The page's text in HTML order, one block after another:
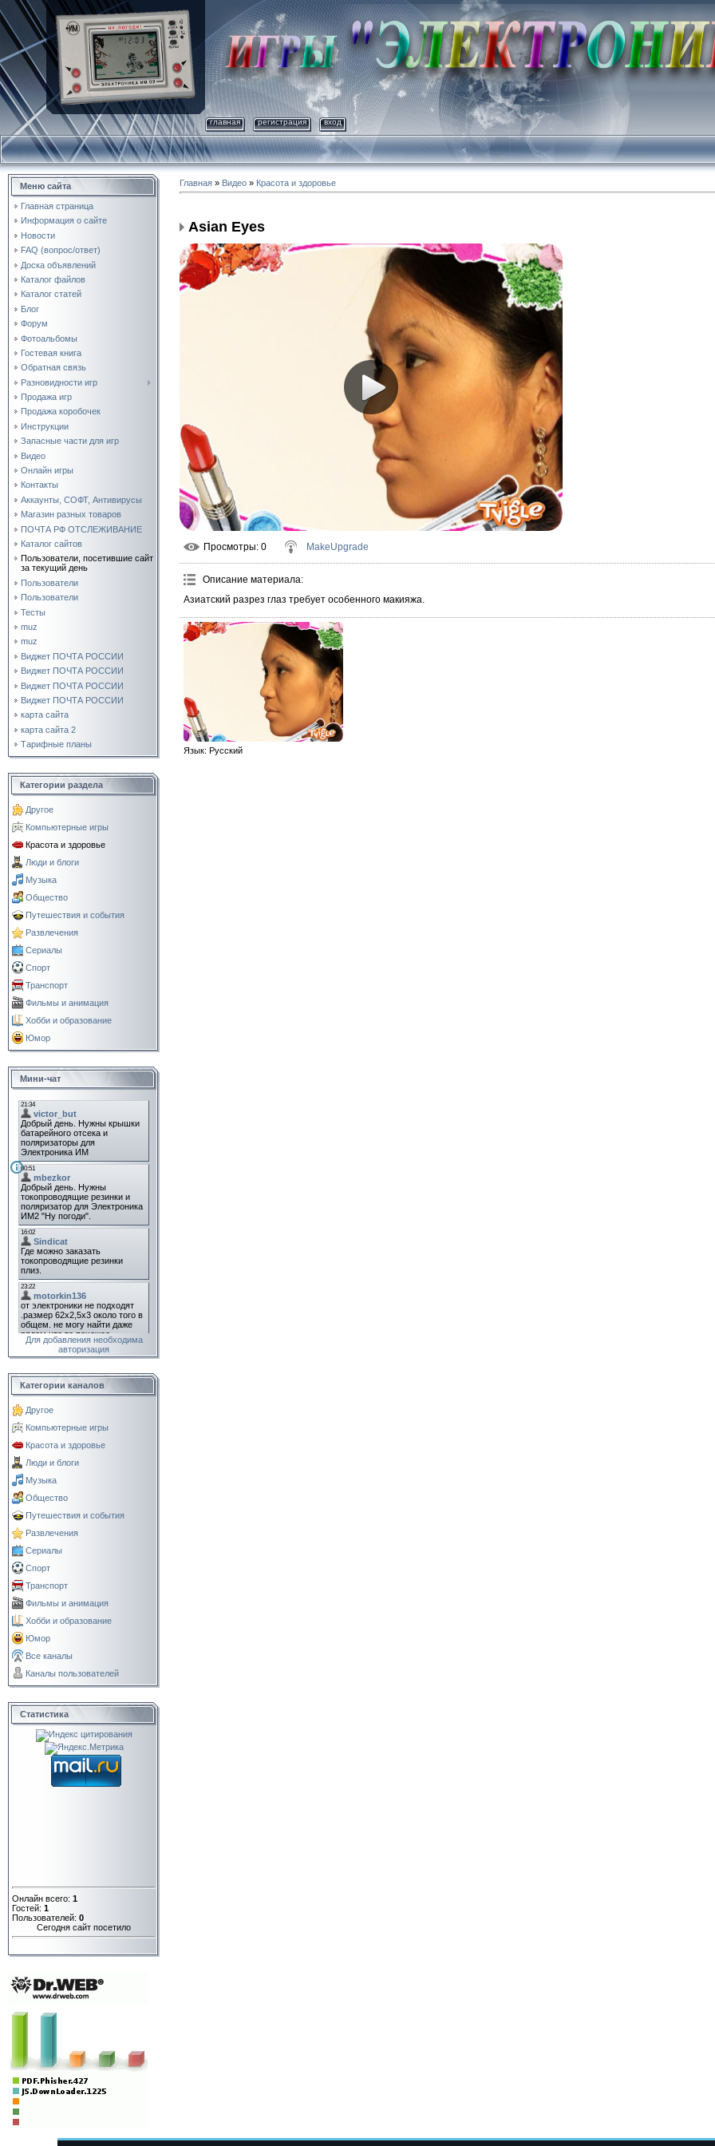
главная регистрация вход
Меню сайта
Главная страница
Информация о сайте
Новости
FAQ (вопрос/ответ)
Доска объявлений
Каталог файлов
Каталог статей
Блог
Форум
Фотоальбомы
Гостевая книга
Обратная связь
Разновидности игр
Продажа игр
Продажа коробочек
Инструкции
Запасные части для игр
Видео
Онлайн игры
Контакты
Аккаунты, СОФТ, Антивирусы
Магазин разных товаров
ПОЧТА РФ ОТСЛЕЖИВАНИЕ
Каталог сайтов
Пользователи, посетившие сайт
за текущий день
Пользователи
Пользователи
Тесты
muz
muz
Виджет ПОЧТА РОССИИ
Виджет ПОЧТА РОССИИ
Виджет ПОЧТА РОССИИ
Виджет ПОЧТА РОССИИ
карта сайта
карта сайта 2
Тарифные планы
Категории раздела
Другое
Компьютерные игры
Красота и здоровье
Люди и блоги
Музыка
Общество
Путешествия и события
Развлечения
Сериалы
Спорт
Транспорт
Фильмы и анимация
Хобби и образование
Юмор
Мини-чат
Для добавления необходима
авторизация
Категории каналов
Другое
Компьютерные игры
Красота и здоровье
Люди и блоги
Музыка
Общество
Путешествия и события
Развлечения
Сериалы
Спорт
Транспорт
Фильмы и анимация
Хобби и образование
Юмор
Все каналы
Каналы пользователей
Статистика
Онлайн всего: 1
Гостей: 1
Пользователей: 0
Сегодня сайт посетило
Главная » Видео » Красота и здоровье
Asian Eyes
Просмотры: 0 MakeUpgrade
Описание материала:
Азиатский разрез глаз требует особенного макияжа.
Язык: Русский